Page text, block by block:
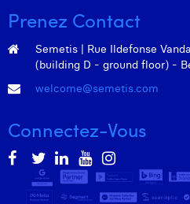
Prenez Contact
Semetis | Rue Ildefonse
(building D - ground floor) -
welcome@semetis.com
Connectez-Vous